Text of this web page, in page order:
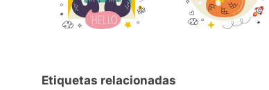
Etiquetas relacionadas